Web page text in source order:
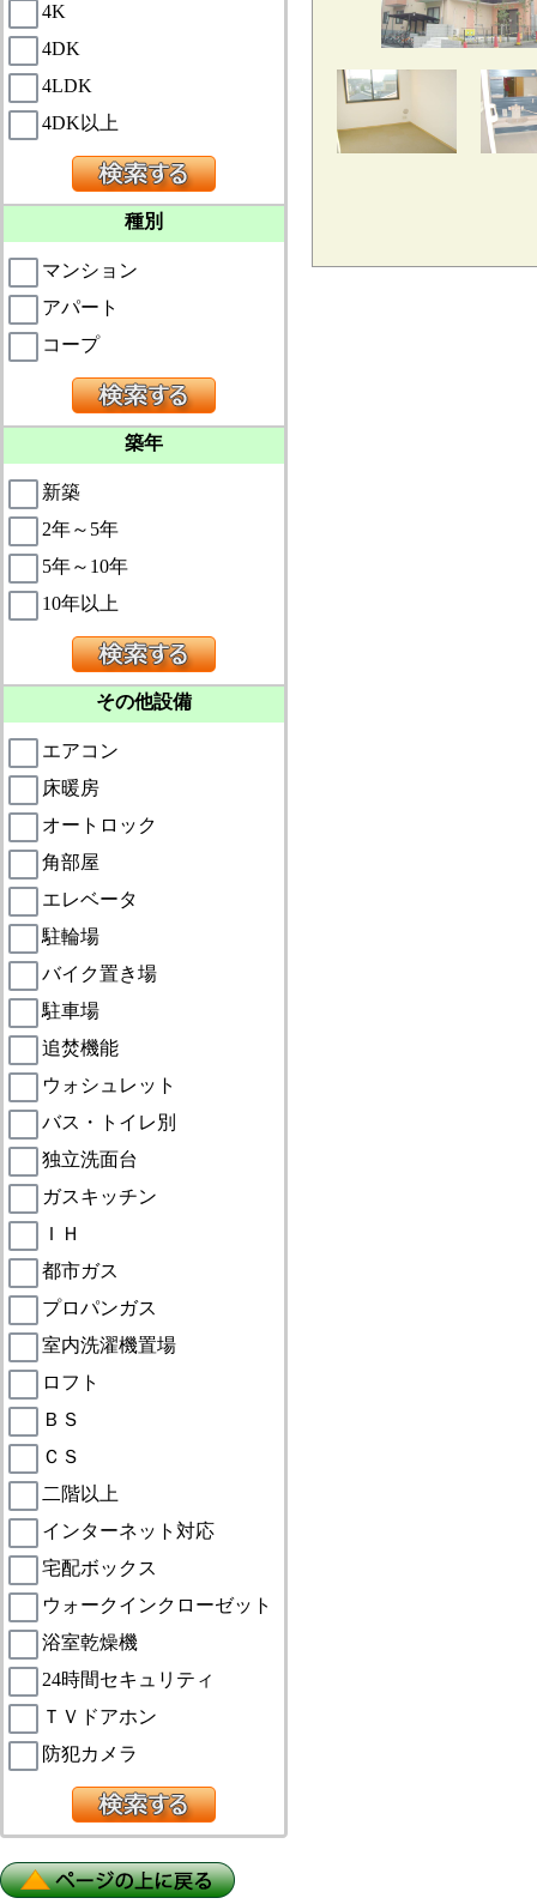
4K
4DK
4LDK
4DK以上
種別
マンション
アパート
コープ
築年
新築
2年～5年
5年～10年
10年以上
その他設備
エアコン
床暖房
オートロック
角部屋
エレベータ
駐輪場
バイク置き場
駐車場
追焚機能
ウォシュレット
バス・トイレ別
独立洗面台
ガスキッチン
ＩＨ
都市ガス
プロパンガス
室内洗濯機置場
ロフト
ＢＳ
ＣＳ
二階以上
インターネット対応
宅配ボックス
ウォークインクローゼット
浴室乾燥機
24時間セキュリティ
ＴＶドアホン
防犯カメラ